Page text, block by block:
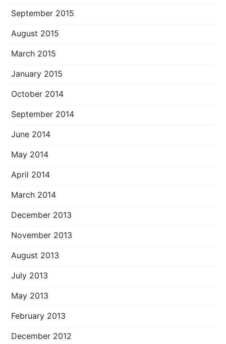
September 2015
August 2015
March 2015
January 2015
October 2014
September 2014
June 2014
May 2014
April 2014
March 2014
December 2013
November 2013
August 2013
July 2013
May 2013
February 2013
December 2012